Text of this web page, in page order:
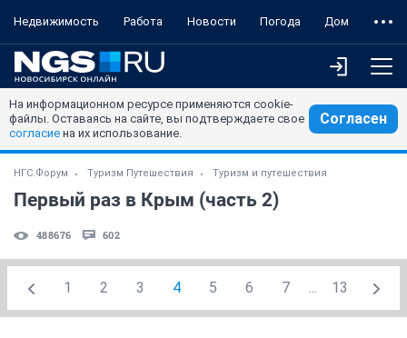
Недвижимость Работа Новости Погода Дом
На информационном ресурсе применяются cookie-
файлы. Оставаясь на сайте, вы подтверждаете свое
согласие на их использование.
Согласен
НГС.Форум Туризм Путешествия Туризм и путешествия
Первый раз в Крым (часть 2)
488676 602
1 2 3 4 5 6 7 ... 13